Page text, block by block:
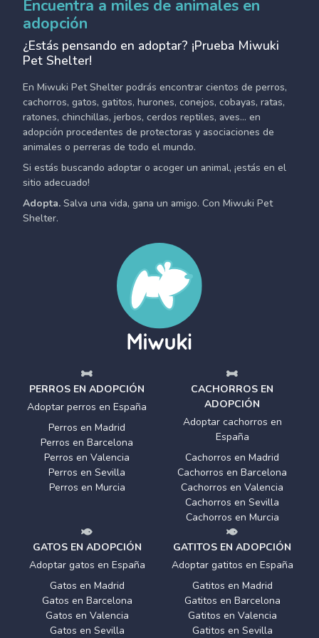
Encuentra a miles de animales en
adopción
¿Estás pensando en adoptar? ¡Prueba Miwuki
Pet Shelter!
En Miwuki Pet Shelter podrás encontrar cientos de perros,
cachorros, gatos, gatitos, hurones, conejos, cobayas, ratas,
ratones, chinchillas, jerbos, cerdos reptiles, aves... en
adopción procedentes de protectoras y asociaciones de
animales o perreras de todo el mundo.
Si estás buscando adoptar o acoger un animal, ¡estás en el
sitio adecuado!
Adopta. Salva una vida, gana un amigo. Con Miwuki Pet
Shelter.
PERROS EN ADOPCIÓN
Adoptar perros en España
Perros en Madrid
Perros en Barcelona
Perros en Valencia
Perros en Sevilla
Perros en Murcia
CACHORROS EN
ADOPCIÓN
Adoptar cachorros en
España
Cachorros en Madrid
Cachorros en Barcelona
Cachorros en Valencia
Cachorros en Sevilla
Cachorros en Murcia
GATOS EN ADOPCIÓN
Adoptar gatos en España
Gatos en Madrid
Gatos en Barcelona
Gatos en Valencia
Gatos en Sevilla
GATITOS EN ADOPCIÓN
Adoptar gatitos en España
Gatitos en Madrid
Gatitos en Barcelona
Gatitos en Valencia
Gatitos en Sevilla